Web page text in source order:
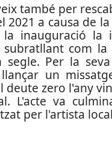
també per
a causa de
inauguració
com
segle. Per la
un
zero l'any
L'acte va
per l'artista local